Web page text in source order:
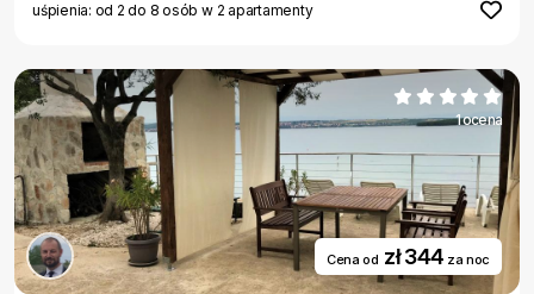
uśpienia: od 2 do 8 osób w 2 apartamenty
1 ocena
Cena od zł 344 za noc